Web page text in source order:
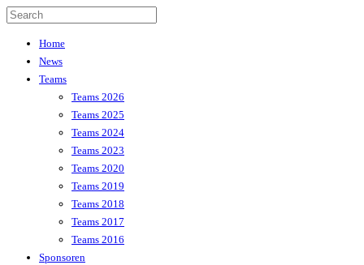
Home
News
Teams
Teams 2026
Teams 2025
Teams 2024
Teams 2023
Teams 2020
Teams 2019
Teams 2018
Teams 2017
Teams 2016
Sponsoren